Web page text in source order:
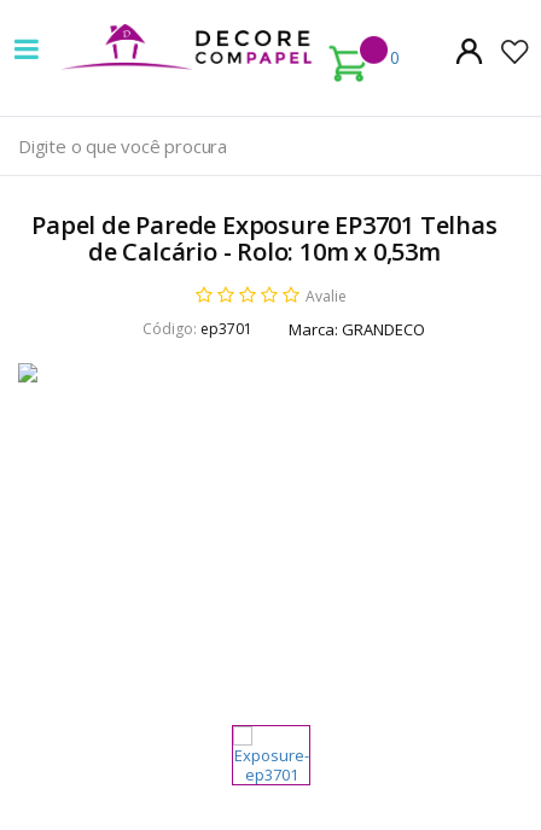
0
Decore
com
papel
é
pioneira
em
venda
Papel de Parede Exposure EP3701 Telhas
de Calcário - Rolo: 10m x 0,53m
Avalie
Código: ep3701 Marca: GRANDECO